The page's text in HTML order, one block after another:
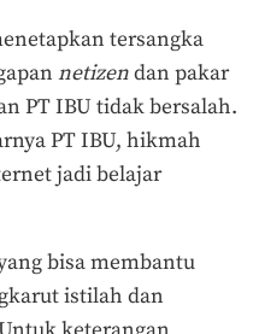
tersangka
netizendan pakar
PT IBU tidak bersalah.
PT IBU, hikmah
jadi belajar
bisa membantu
istilah dan